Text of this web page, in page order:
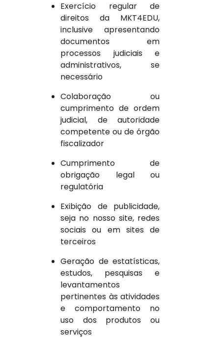
Exercício regular de
direitos da MKT4EDU,
inclusive apresentando
documentos em
processos judiciais e
administrativos, se
necessário
Colaboração ou
cumprimento de ordem
judicial, de autoridade
competente ou de órgão
fiscalizador
Cumprimento de
obrigação legal ou
regulatória
Exibição de publicidade,
seja no nosso site, redes
sociais ou em sites de
terceiros
Geração de estatísticas,
estudos, pesquisas e
levantamentos
pertinentes às atividades
e comportamento no
uso dos produtos ou
serviços